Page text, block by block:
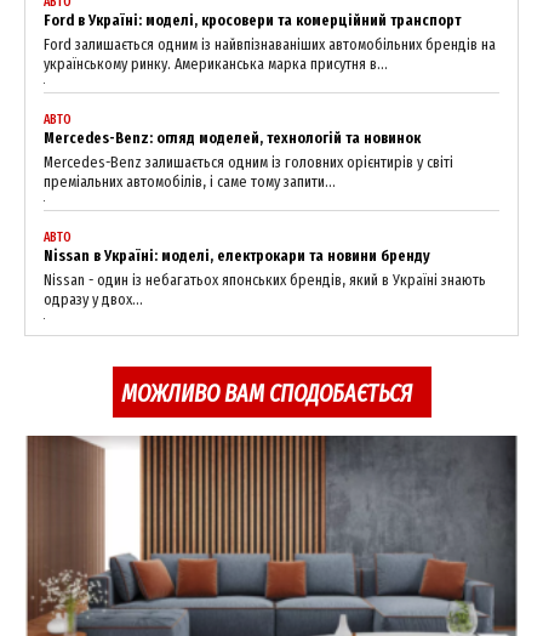
Ford в Україні: моделі, кросовери та комерційний транспорт
Ford залишається одним із найвпізнаваніших автомобільних брендів на
українському ринку. Американська марка присутня в...
АВТО
Mercedes-Benz: огляд моделей, технологій та новинок
Mercedes-Benz залишається одним із головних орієнтирів у світі
преміальних автомобілів, і саме тому запити...
АВТО
Nissan в Україні: моделі, електрокари та новини бренду
Nissan - один із небагатьох японських брендів, який в Україні знають
одразу у двох...
МОЖЛИВО ВАМ СПОДОБАЄТЬСЯ